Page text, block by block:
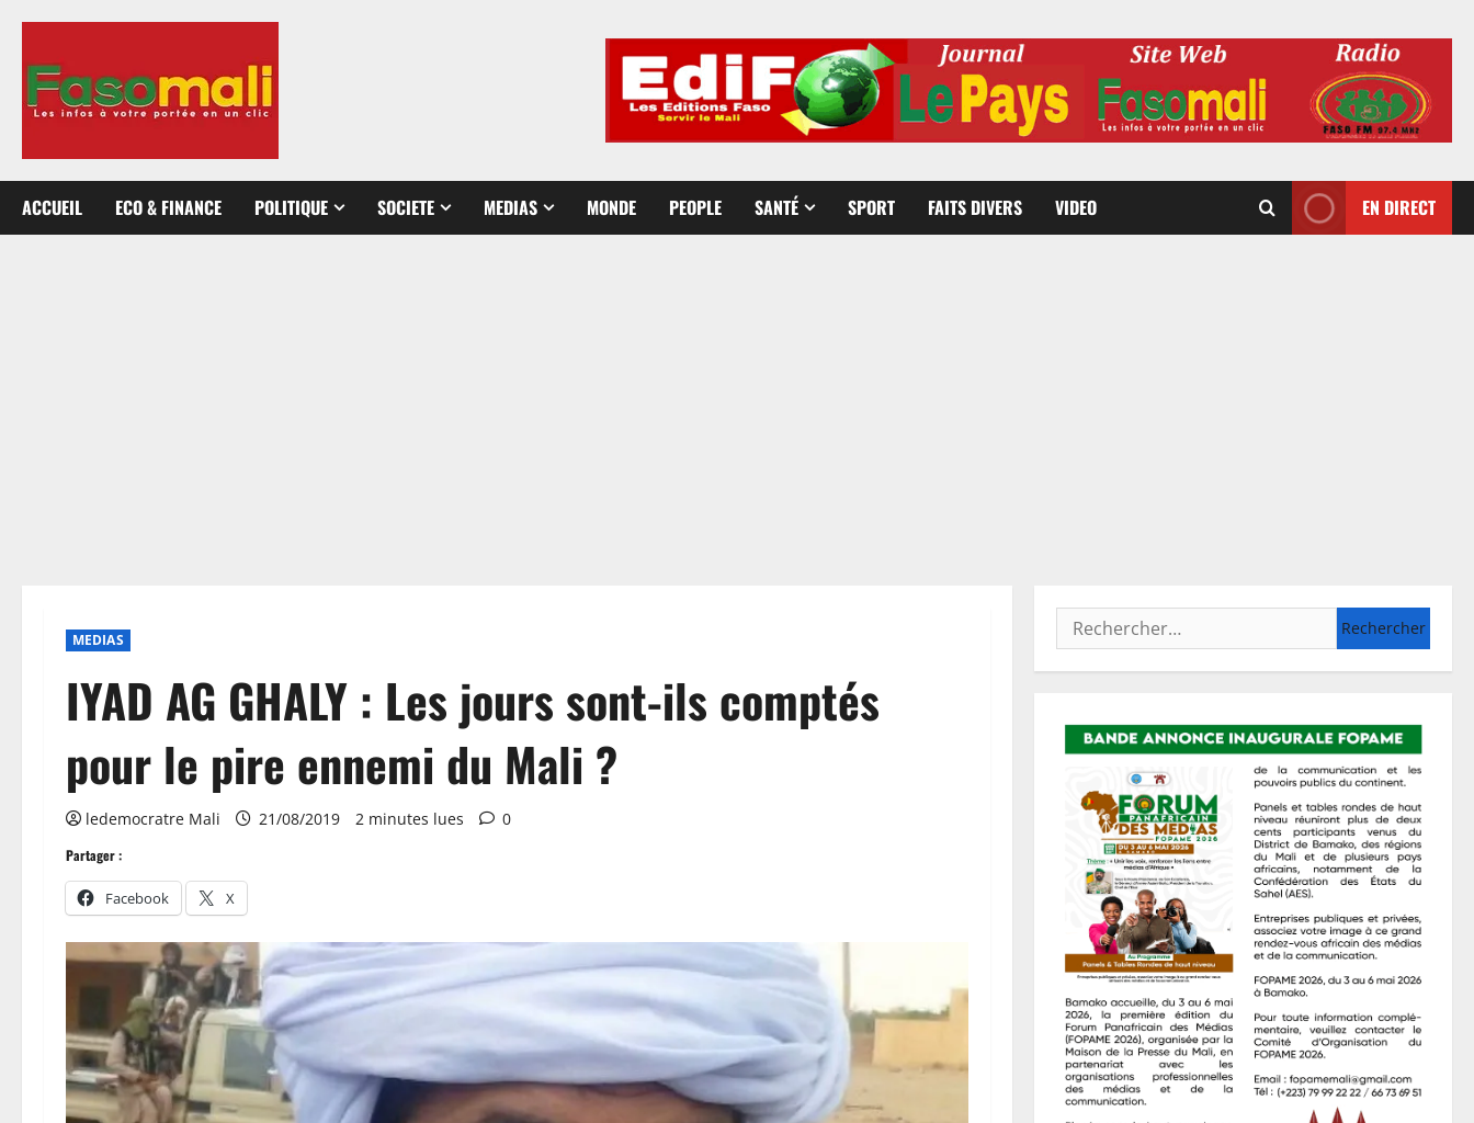
contenu
ACCUEIL ECO & FINANCE POLITIQUE SOCIETE MEDIAS MONDE PEOPLE SANTÉ SPORT FAITS DIVERS VIDEO EN DIRECT
MEDIAS
IYAD AG GHALY : Les jours sont-ils comptés
pour le pire ennemi du Mali ?
ledemocratre Mali 21/08/2019 2 minutes lues 0
Partager :
Facebook X
Rechercher :